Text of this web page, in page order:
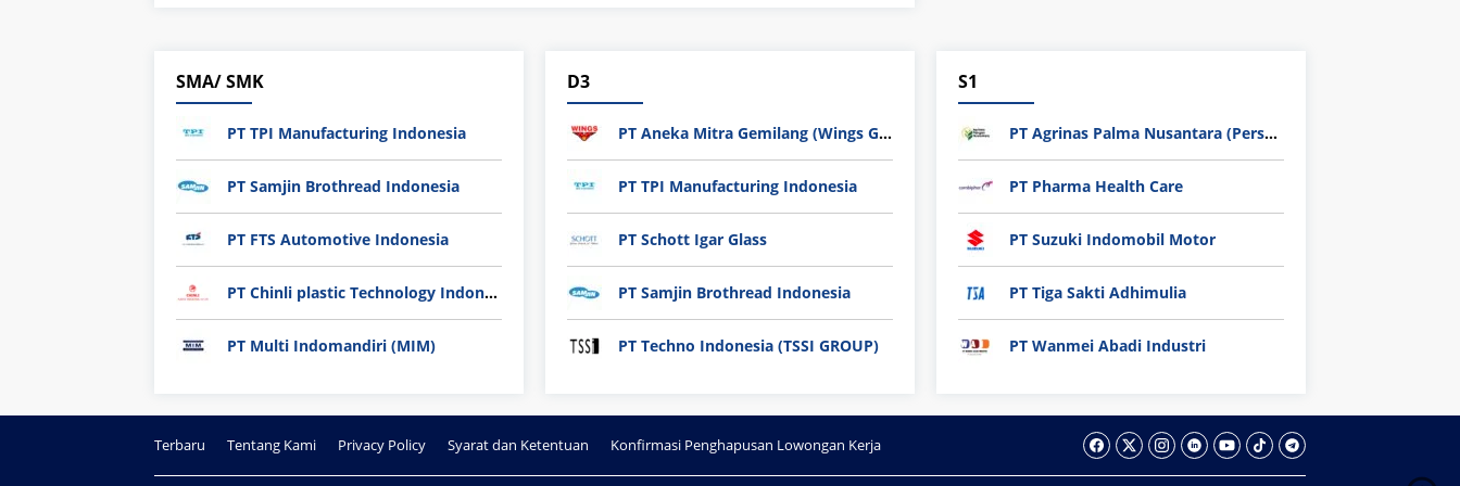
SMA/ SMK
PT TPI Manufacturing Indonesia
PT Samjin Brothread Indonesia
PT FTS Automotive Indonesia
PT Chinli plastic Technology Indonesia
PT Multi Indomandiri (MIM)
D3
PT Aneka Mitra Gemilang (Wings Group)
PT TPI Manufacturing Indonesia
PT Schott Igar Glass
PT Samjin Brothread Indonesia
PT Techno Indonesia (TSSI GROUP)
S1
PT Agrinas Palma Nusantara (Persero)
PT Pharma Health Care
PT Suzuki Indomobil Motor
PT Tiga Sakti Adhimulia
PT Wanmei Abadi Industri
Terbaru Tentang Kami Privacy Policy Syarat dan Ketentuan Konfirmasi Penghapusan Lowongan Kerja